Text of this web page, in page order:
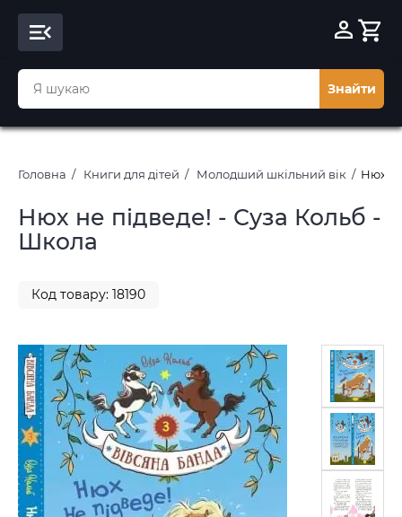
Знайти
Головна Книги для дітей Молодший шкільний вік Нюх
Нюх не підведе! - Суза Кольб -
Школа
Код товару: 18190